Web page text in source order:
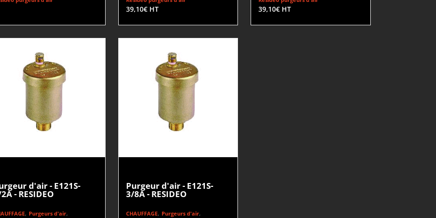
39,10€ HT 39,10€ HT
d'air - E121S-
- RESIDEO
, Purgeurs d'air,
Purgeur d'air - E121S-
3/8A - RESIDEO
CHAUFFAGE, Purgeurs d'air,